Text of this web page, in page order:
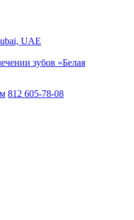
UAE
зубов «Белая
812 605-78-08